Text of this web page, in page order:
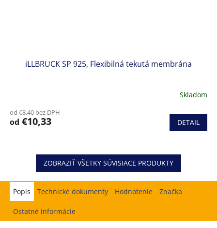
iLLBRUCK SP 925, Flexibilná tekutá membrána
Skladom
od €8,40 bez DPH
od €10,33 DETAIL
ZOBRAZIŤ VŠETKY SÚVISIACE PRODUKTY
Popis Hodnotenie Značka
Ostatné informácie